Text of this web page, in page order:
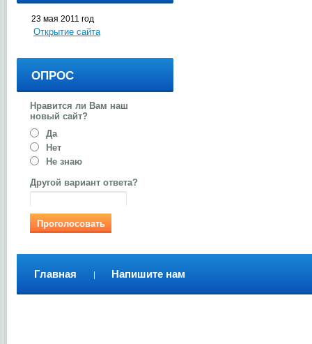
23 мая 2011 год
Открытие сайта
ОПРОС
Нравится ли Вам наш
новый сайт?
Да
Нет
Не знаю
Другой вариант ответа?
Главная Напишите нам